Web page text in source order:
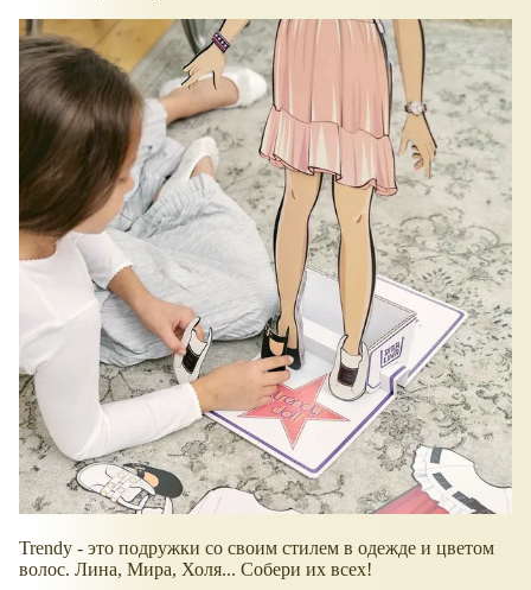
Trendy - это подружки со своим стилем в одежде и цветом
волос. Лина, Мира, Холя... Собери их всех!